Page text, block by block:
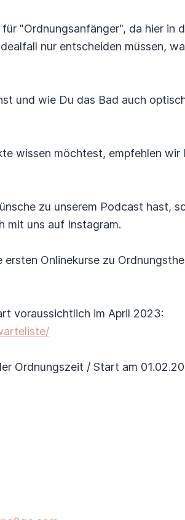
"Ordnungsanfänger", da hier in
nur entscheiden müssen,
und wie Du das Bad auch
wissen möchtest, empfehlen wir
zu unserem Podcast hast,
mit uns auf Instagram.
Onlinekurse zu
voraussichtlich im April 2023:
Ordnungszeit / Start am